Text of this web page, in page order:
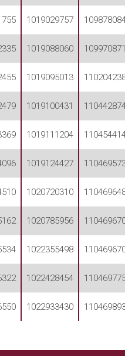
1019029757
1019088060
1019095013
1019100431
1019111204
1019124427
1020720310
1020785956
1022355498
1022428454
1022933430